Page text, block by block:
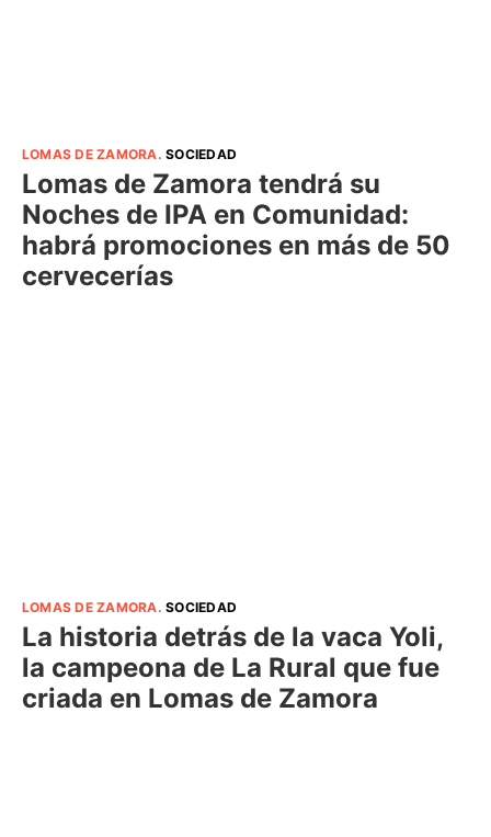
LOMAS DE ZAMORA.SOCIEDAD
Lomas de Zamora tendrá su
Noches de IPA en Comunidad:
habrá promociones en más de 50
cervecerías
LOMAS DE ZAMORA.SOCIEDAD
La historia detrás de la vaca Yoli,
la campeona de La Rural que fue
criada en Lomas de Zamora